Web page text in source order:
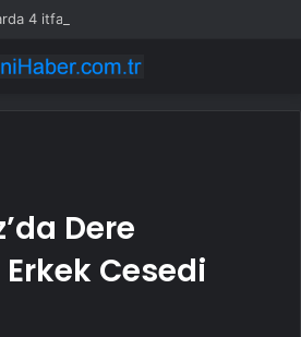
4 itfaiye eri hayatını kaybetti
Dere
Cesedi